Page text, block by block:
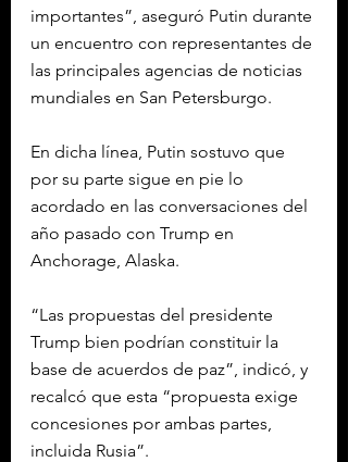
importantes”, aseguró Putin durante
un encuentro con representantes de
las principales agencias de noticias
mundiales en San Petersburgo.
En dicha línea, Putin sostuvo que
por su parte sigue en pie lo
acordado en las conversaciones del
año pasado con Trump en
Anchorage, Alaska.
“Las propuestas del presidente
Trump bien podrían constituir la
base de acuerdos de paz”, indicó, y
recalcó que esta “propuesta exige
concesiones por ambas partes,
incluida Rusia”.